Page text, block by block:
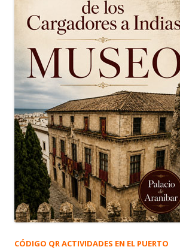
CÓDIGO QR ACTIVIDADES EN EL PUERTO